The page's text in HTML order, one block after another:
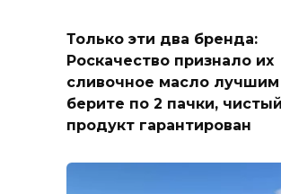
Только эти два бренда:
Роскачество признало их
сливочное масло
берите по 2 пачки, чистый
продукт гарантирован